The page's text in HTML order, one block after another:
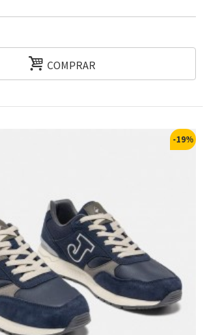
COMPRAR
-19%